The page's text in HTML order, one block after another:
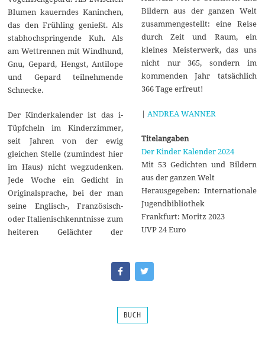
Blumen kauerndes Kaninchen,
das den Frühling genießt. Als
stabhochspringende Kuh. Als
am Wettrennen mit Windhund,
Gnu, Gepard, Hengst, Antilope
und Gepard teilnehmende
Schnecke.
Der Kinderkalender ist das i-
Tüpfcheln im Kinderzimmer,
seit Jahren von der ewig
gleichen Stelle (zumindest hier
im Haus) nicht wegzudenken.
Jede Woche ein Gedicht in
Originalsprache, bei der man
seine Englisch-, Französisch-
oder Italienischkenntnisse zum
heiteren Gelächter der
Bildern aus der ganzen Welt
zusammengestellt: eine Reise
durch Zeit und Raum, ein
kleines Meisterwerk, das uns
nicht nur 365, sondern im
kommenden Jahr tatsächlich
366 Tage erfreut!
| ANDREA WANNER
Titelangaben
Der Kinder Kalender 2024
Mit 53 Gedichten und Bildern
aus der ganzen Welt
Herausgegeben: Internationale
Jugendbibliothek
Frankfurt: Moritz 2023
UVP 24 Euro
BUCH